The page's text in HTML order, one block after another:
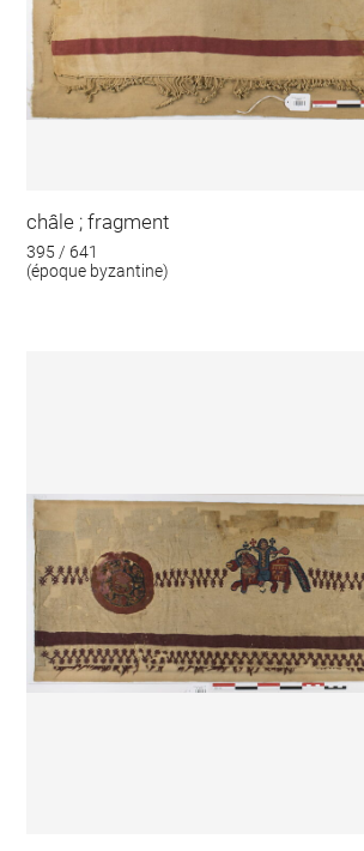
châle ; fragment
395 / 641
(époque byzantine)